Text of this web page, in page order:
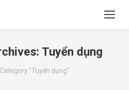
Tuyển dụng
Category "Tuyển dụng"